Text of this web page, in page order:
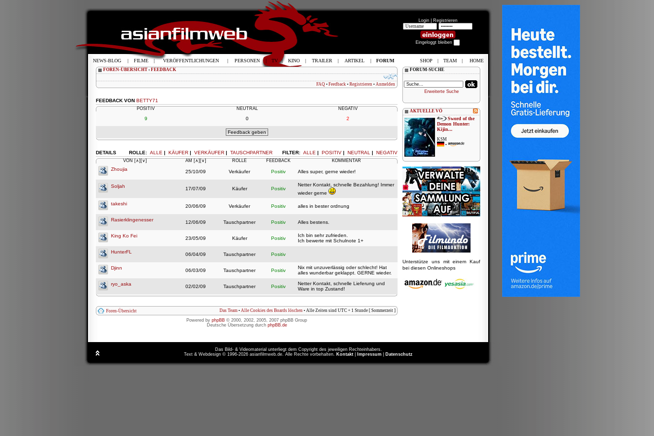
Login | Registrieren
Eingeloggt bleiben
FOREN-ÜBERSICHT ‹ FEEDBACK
FAQ • Feedback • Registrieren • Anmelden
FEEDBACK VON BETTY71
POSITIV NEUTRAL NEGATIV
9 0 2
FILTER: ALLE | POSITIV | NEUTRAL | NEGATIV
ROLLE: ALLE | KÄUFER | VERKÄUFER | TAUSCHPARTNER
DETAILS
VON [∧] [∨] AM [∧] [∨] ROLLE FEEDBACK KOMMENTAR
Zhoujia 25/10/09 Verkäufer Positiv Alles super, gerne wieder!
Soljah 17/07/09 Käufer Positiv
Netter Kontakt, schnelle Bezahlung! Immer
wieder gerne
takeshi
20/06/09 Verkäufer Positiv alles in bester ordnung
Rasierklingenesser 12/06/09 Tauschpartner Positiv Alles bestens.
King Ko Fei 23/05/09 Käufer Positiv
Ich bin sehr zufrieden.
Ich bewerte mit Schulnote 1+
HunterFL 06/04/09 Tauschpartner Positiv
Djinn 06/03/09 Tauschpartner Positiv
Nix mit unzuverlässig oder schlecht! Hat
alles wunderbar geklappt. GERNE wieder.
ryo_aska 02/02/09 Tauschpartner Positiv
Netter Kontakt, schnelle Lieferung und
Ware in top Zustand!
Foren-Übersicht Das Team • Alle Cookies des Boards löschen • Alle Zeiten sind UTC + 1 Stunde [ Sommerzeit ]
Powered by phpBB © 2000, 2002, 2005, 2007 phpBB Group
Deutsche Übersetzung durch phpBB.de
FORUM-SUCHE
Erweiterte Suche
AKTUELLE VÖ
Sword of the
Demon Hunter:
Kijin...
KSM
•
Unterstütze uns mit einem Kauf
bei diesen Onlineshops
Das Bild- & Videomaterial unterliegt dem Copyright des jeweiligen Rechteinhabers.
Text & Webdesign © 1996-2026 asianfilmweb.de. Alle Rechte vorbehalten. Kontakt Impressum Datenschutz
NEWS-BLOG | FILME | VERÖFFENTLICHUNGEN | PERSONEN | TV | KINO | TRAILER | ARTIKEL | FORUM SHOP | TEAM | HOME